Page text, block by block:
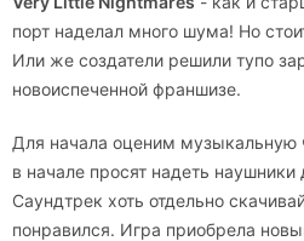
порт наделал много шума! Но
Или же создатели решили тупо
новоиспеченной франшизе.
Для начала оценим музыкальную
в начале просят надеть
Саундтрек хоть отдельно
понравился. Игра приобрела